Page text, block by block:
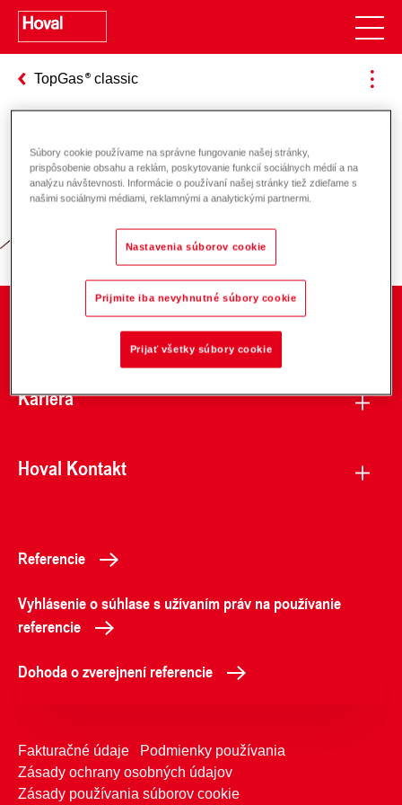
TopGas classic
Zodpovednosť za energiu a životné
prostredie
O spoločnosti
Kariéra
Hoval Kontakt
Referencie
Vyhlásenie o súhlase s užívaním práv na používanie
referencie
Dohoda o zverejnení referencie
Fakturačné údaje
Podmienky používania
Zásady ochrany osobných údajov
Zásady používania súborov cookie
Súbory cookie používame na správne fungovanie našej stránky,
prispôsobenie obsahu a reklám, poskytovanie funkcií sociálnych médií a na
analýzu návštevnosti. Informácie o používaní našej stránky tiež zdieľame s
našimi sociálnymi médiami, reklamnými a analytickými partnermi.
Nastavenia súborov cookie
Prijmite iba nevyhnutné súbory cookie
Prijať všetky súbory cookie